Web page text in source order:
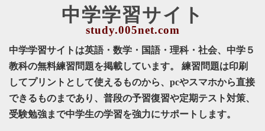
中学学習サイト
中学学習サイトは英語・数学・国語・理科・社会、中学５
教科の無料練習問題を掲載しています。 練習問題は印刷
してプリントとして使えるものから、pcやスマホから直接
できるものまであり、普段の予習復習や定期テスト対策、
受験勉強まで中学生の学習を強力にサポートします。